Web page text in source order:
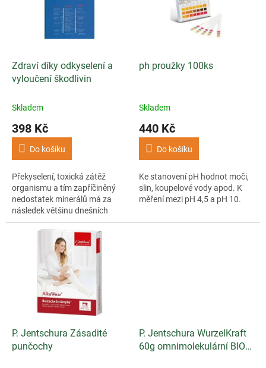
Zdraví díky odkyselení a
vyloučení škodlivin
Skladem
398 Kč
Do košíku
Překyselení, toxická zátěž
organismu a tím zapříčiněný
nedostatek minerálů má za
následek většinu dnešních
civilizačních nemocí.
ph proužky 100ks
Skladem
440 Kč
Do košíku
Ke stanovení pH hodnot moči,
slin, koupelové vody apod. K
měření mezi pH 4,5 a pH 10.
P. Jentschura Zásadité
punčochy
P. Jentschura WurzelKraft
60g omnimolekulární BIO